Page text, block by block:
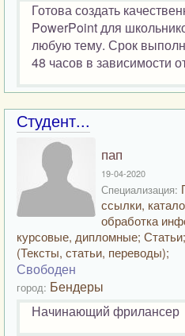
Готова создать
PowerPoint для
любую тему. Срок
48 часов в зависимости
Студент...
пап
19-04-2020
Специализация:
ссылки,
обработка
курсовые, дипломные;
(Тексты, статьи, переводы);
Свободен
город: Бендеры
Начинающий фрилансер